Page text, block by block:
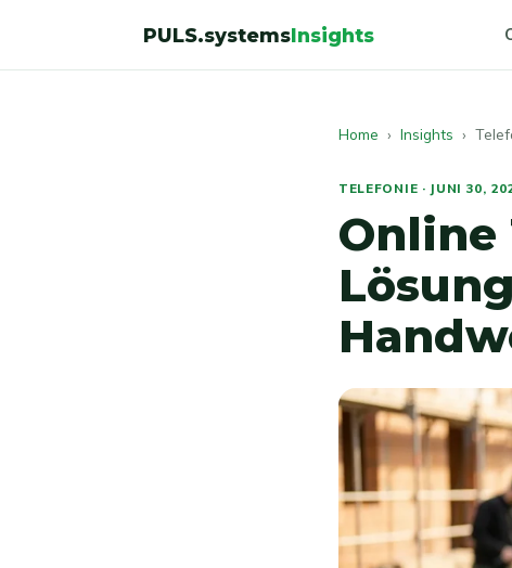
PULS.systemsInsights
Home › Insights ›
TELEFONIE · JUNI 30,
Online